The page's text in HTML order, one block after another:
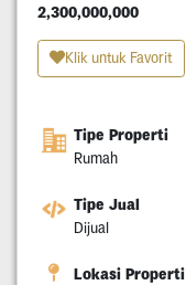
2,300,000,000
Klik untuk Favorit
Tipe Properti
Rumah
Tipe Jual
Dijual
Lokasi Properti